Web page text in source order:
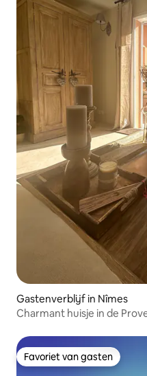
Gastenverblijf in Nîmes
Charmant huisje in de
Favoriet van gasten
Favoriet van gasten